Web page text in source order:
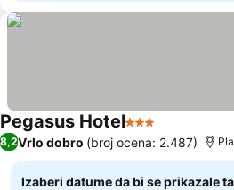
Pegasus Hotel3 Zvezdice
8,2Vrlo dobro (broj ocena: 2.487)
Izaberi datume da bi se prikazale